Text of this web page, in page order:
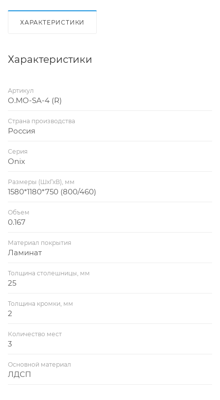
ХАРАКТЕРИСТИКИ
Характеристики
Артикул
O.MO-SA-4 (R)
Страна производства
Россия
Серия
Onix
Размеры (ШхГхВ), мм
1580*1180*750 (800/460)
Объем
0.167
Материал покрытия
Ламинат
Толщина столешницы, мм
25
Толщина кромки, мм
2
Количество мест
3
Основной материал
ЛДСП